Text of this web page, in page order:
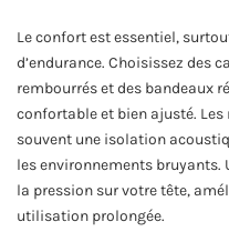
Le confort est essentiel,
d’endurance. Choisissez des
rembourrés et des bandeaux
confortable et bien ajusté.
souvent une isolation
les environnements
la pression sur votre tête,
utilisation prolongée.